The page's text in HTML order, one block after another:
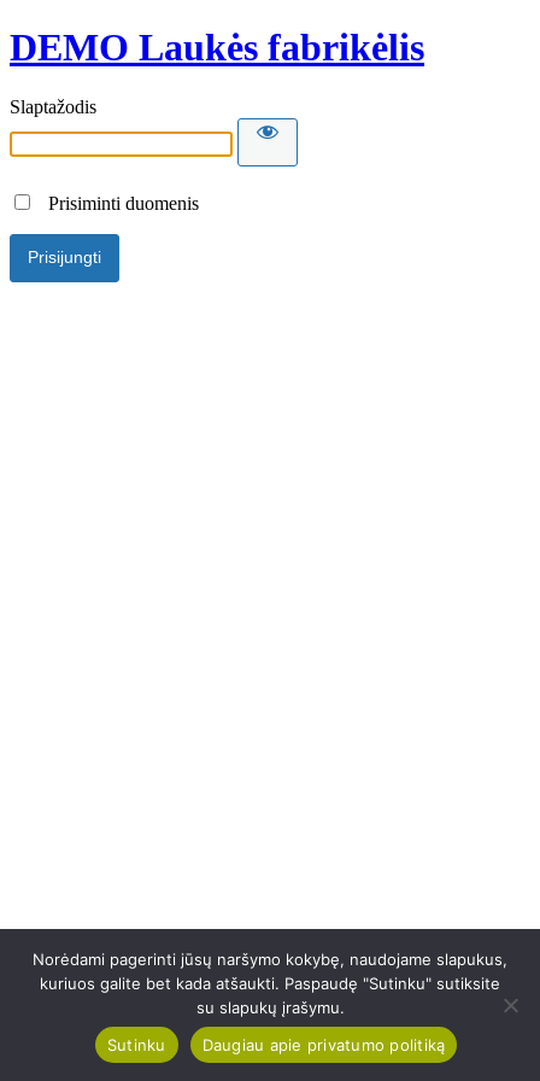
DEMO Laukės fabrikėlis
Slaptažodis
Prisiminti duomenis
Norėdami pagerinti jūsų naršymo kokybę, naudojame slapukus,
kuriuos galite bet kada atšaukti. Paspaudę "Sutinku" sutiksite
su slapukų įrašymu.
Sutinku
Daugiau apie privatumo politiką